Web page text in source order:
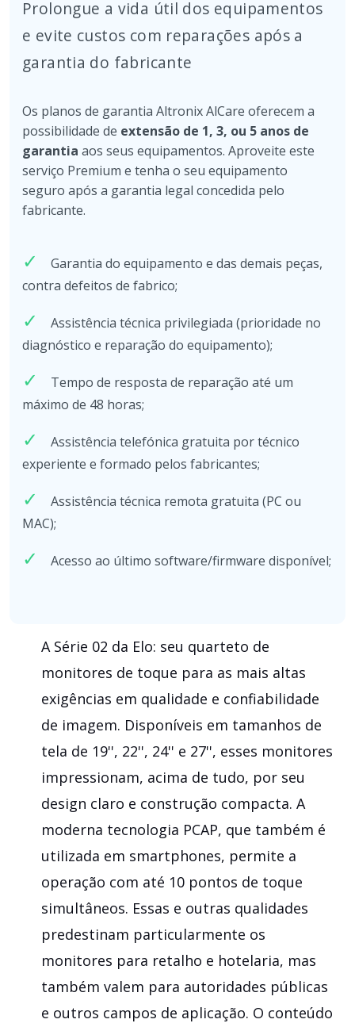
Prolongue a vida útil dos equipamentos
e evite custos com reparações após a
garantia do fabricante
Os planos de garantia Altronix AlCare oferecem a
possibilidade de extensão de 1, 3, ou 5 anos de
garantia aos seus equipamentos. Aproveite este
serviço Premium e tenha o seu equipamento
seguro após a garantia legal concedida pelo
fabricante.
Garantia do equipamento e das demais peças,
contra defeitos de fabrico;
Assistência técnica privilegiada (prioridade no
diagnóstico e reparação do equipamento);
Tempo de resposta de reparação até um
máximo de 48 horas;
Assistência telefónica gratuita por técnico
experiente e formado pelos fabricantes;
Assistência técnica remota gratuita (PC ou
MAC);
Acesso ao último software/firmware disponível;
A Série 02 da Elo: seu quarteto de
monitores de toque para as mais altas
exigências em qualidade e confiabilidade
de imagem. Disponíveis em tamanhos de
tela de 19'', 22'', 24'' e 27'', esses monitores
impressionam, acima de tudo, por seu
design claro e construção compacta. A
moderna tecnologia PCAP, que também é
utilizada em smartphones, permite a
operação com até 10 pontos de toque
simultâneos. Essas e outras qualidades
predestinam particularmente os
monitores para retalho e hotelaria, mas
também valem para autoridades públicas
e outros campos de aplicação. O conteúdo